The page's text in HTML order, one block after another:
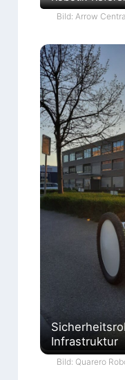
Bild: Arrow
Infrastruktur
Bild: Quarero